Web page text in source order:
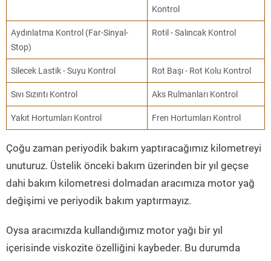
Kontrol
Aydınlatma Kontrol (Far-Sinyal-
Stop)
Rotil - Salıncak Kontrol
Silecek Lastik - Suyu Kontrol Rot Başı - Rot Kolu Kontrol
Sıvı Sızıntı Kontrol Aks Rulmanları Kontrol
Yakıt Hortumları Kontrol Fren Hortumları Kontrol
Çoğu zaman periyodik bakım yaptıracağımız kilometreyi
unuturuz. Üstelik önceki bakım üzerinden bir yıl geçse
dahi bakım kilometresi dolmadan aracımıza motor yağ
değişimi ve periyodik bakım yaptırmayız.
Oysa aracımızda kullandığımız motor yağı bir yıl
içerisinde viskozite özelliğini kaybeder. Bu durumda